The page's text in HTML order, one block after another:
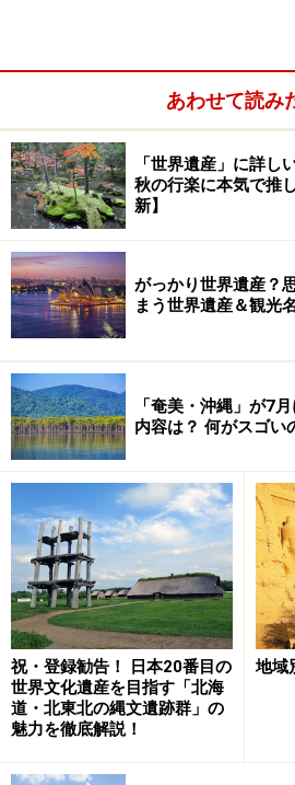
オアシス都市として栄えたブハラの
ドームの建物が中央アジア共通の特徴
この辺りはアジア・ヨーロッパ
でもあり、古くから砂漠やステッ
ャラバンによる交易が盛んだった
ズベキスタンの世界遺産「ブハ
世界遺産「パルミラの遺跡」のよ
た。
宗教的にも重要な土地で、西ア
し、やがてキリスト教とイスラム
あわせて読み
「世界遺産」に詳し
秋の行楽に本気で推
新】
がっかり世界遺産？
まう世界遺産＆観光
「奄美・沖縄」が7
内容は？ 何がスゴい
祝・登録勧告！ 日本20番目の
世界文化遺産を目指す「北海
道・北東北の縄文遺跡群」の
魅力を徹底解説！
地域